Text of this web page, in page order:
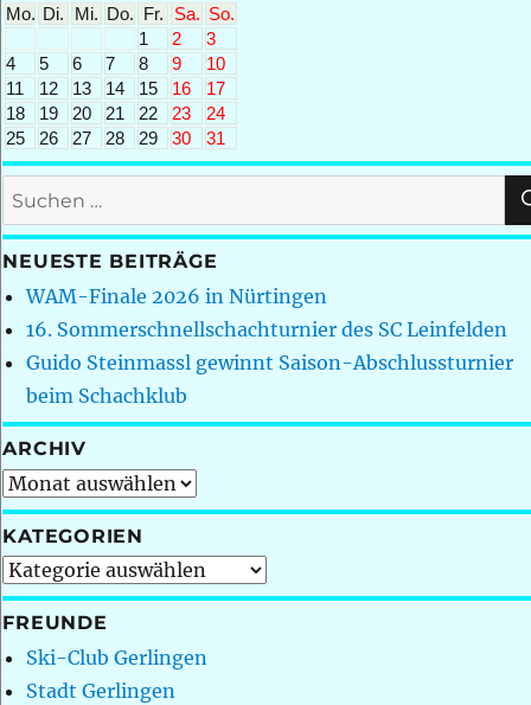
Mo. Di. Mi. Do. Fr. Sa. So.
1
2
3
4
5 6 7 8 9
10
11
12 13 14 15 16
17
18
19 20 21 22 23
24
25
26 27 28 29 30 31
Suchen
nach:
NEUESTE BEITRÄGE
WAM-Finale 2026 in Nürtingen
16. Sommerschnellschachturnier des SC Leinfelden
Guido Steinmassl gewinnt Saison-Abschlussturnier
beim Schachklub
ARCHIV
Archiv
KATEGORIEN
Kategorien
FREUNDE
Ski-Club Gerlingen
Stadt Gerlingen